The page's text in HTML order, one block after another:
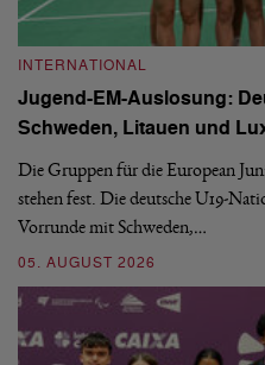
INTERNATIONAL
Jugend-EM-Auslosung:
Schweden, Litauen und
Die Gruppen für die European
stehen fest. Die deutsche U19-
Vorrunde mit Schweden,…
05. AUGUST 2026